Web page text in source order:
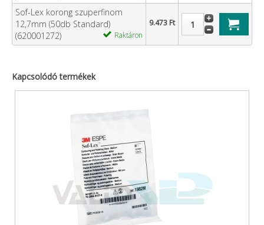
Sof-Lex korong szuperfinom
12,7mm (50db Standard)
(620001272)
Raktáron
9.473 Ft
Kapcsolódó termékek